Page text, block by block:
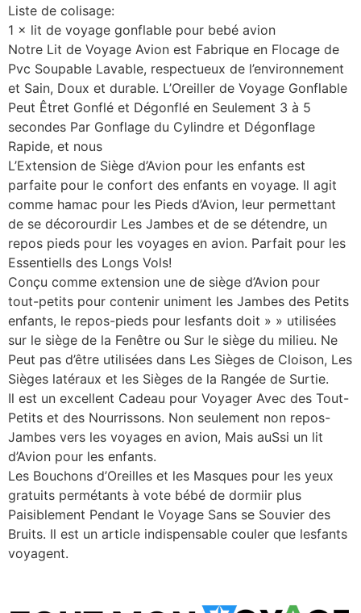
Liste de colisage:
1 × lit de voyage gonflable pour bebé avion
Notre Lit de Voyage Avion est Fabrique en Flocage de
Pvc Soupable Lavable, respectueux de l’environnement
et Sain, Doux et durable. L’Oreiller de Voyage Gonflable
Peut Êtret Gonflé et Dégonflé en Seulement 3 à 5
secondes Par Gonflage du Cylindre et Dégonflage
Rapide, et nous
L’Extension de Siège d’Avion pour les enfants est
parfaite pour le confort des enfants en voyage. Il agit
comme hamac pour les Pieds d’Avion, leur permettant
de se décorourdir Les Jambes et de se détendre, un
repos pieds pour les voyages en avion. Parfait pour les
Essentiells des Longs Vols!
Conçu comme extension une de siège d’Avion pour
tout-petits pour contenir uniment les Jambes des Petits
enfants, le repos-pieds pour lesfants doit » » utilisées
sur le siège de la Fenêtre ou Sur le siège du milieu. Ne
Peut pas d’être utilisées dans Les Sièges de Cloison, Les
Sièges latéraux et les Sièges de la Rangée de Surtie.
Il est un excellent Cadeau pour Voyager Avec des Tout-
Petits et des Nourrissons. Non seulement non repos-
Jambes vers les voyages en avion, Mais auSsi un lit
d’Avion pour les enfants.
Les Bouchons d’Oreilles et les Masques pour les yeux
gratuits permétants à vote bébé de dormiir plus
Paisiblement Pendant le Voyage Sans se Souvier des
Bruits. Il est un article indispensable couler que lesfants
voyagent.